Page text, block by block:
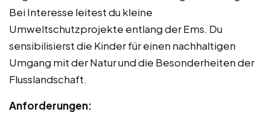
Bei Interesse leitest du kleine
Umweltschutzprojekte entlang der Ems. Du
sensibilisierst die Kinder für einen nachhaltigen
Umgang mit der Natur und die Besonderheiten der
Flusslandschaft.
Anforderungen: